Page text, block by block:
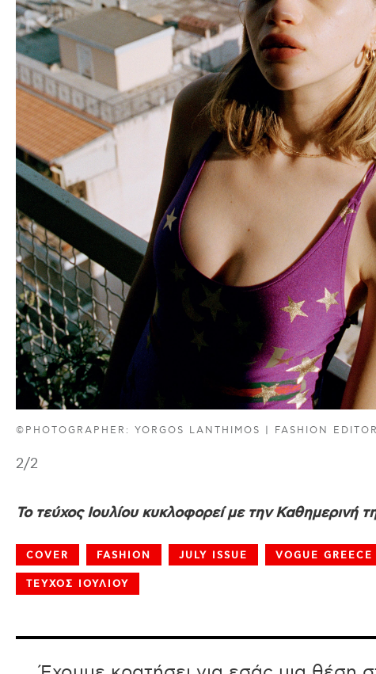
©PHOTOGRAPHER: YORGOS LANTHIMOS | FASHION
2/2
Το τεύχος Ιουλίου κυκλοφορεί με την Καθημερινή
COVER FASHION JULY ISSUE VOGUE GREECE
ΤΕΥΧΟΣ ΙΟΥΛΙΟΥ